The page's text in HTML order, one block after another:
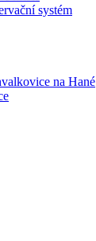
systém
na Hané